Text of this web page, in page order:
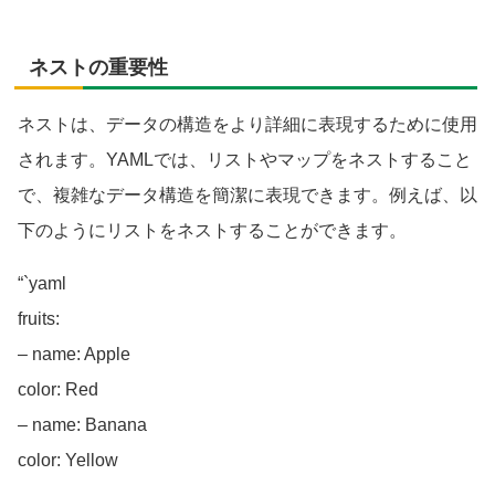
ネストの重要性
ネストは、データの構造をより詳細に表現するために使用
されます。YAMLでは、リストやマップをネストすること
で、複雑なデータ構造を簡潔に表現できます。例えば、以
下のようにリストをネストすることができます。
“`yaml
fruits:
– name: Apple
color: Red
– name: Banana
color: Yellow